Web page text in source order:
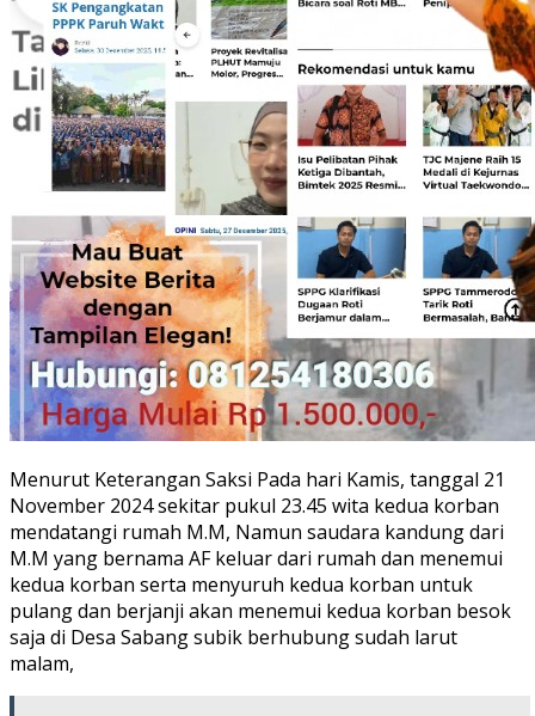
Menurut Keterangan Saksi Pada hari Kamis, tanggal 21
November 2024 sekitar pukul 23.45 wita kedua korban
mendatangi rumah M.M, Namun saudara kandung dari
M.M yang bernama AF keluar dari rumah dan menemui
kedua korban serta menyuruh kedua korban untuk
pulang dan berjanji akan menemui kedua korban besok
saja di Desa Sabang subik berhubung sudah larut
malam,